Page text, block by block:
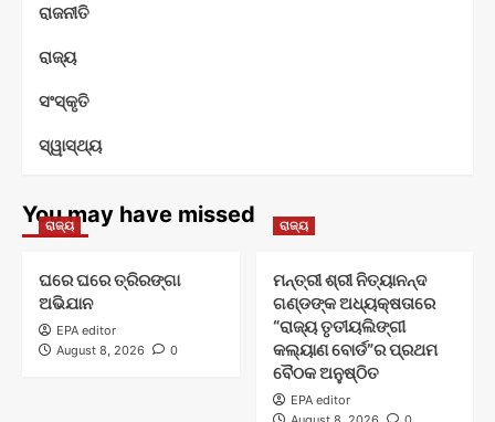
ରାଜନୀତି
ରାଜ୍ୟ
ସଂସ୍କୃତି
ସ୍ୱାସ୍ଥ୍ୟ
You may have missed
ରାଜ୍ୟ
ଘରେ ଘରେ ତ୍ରିରଙ୍ଗା
ଅଭିଯାନ
EPA editor
August 8, 2026
0
ରାଜ୍ୟ
ମନ୍ତ୍ରୀ ଶ୍ରୀ ନିତ୍ୟାନନ୍ଦ
ଗଣ୍ଡଙ୍କ ଅଧ୍ୟକ୍ଷତାରେ
“ରାଜ୍ୟ ତୃତୀୟଲିଙ୍ଗୀ
କଲ୍ୟାଣ ବୋର୍ଡ”ର ପ୍ରଥମ
ବୈଠକ ଅନୁଷ୍ଠିତ
EPA editor